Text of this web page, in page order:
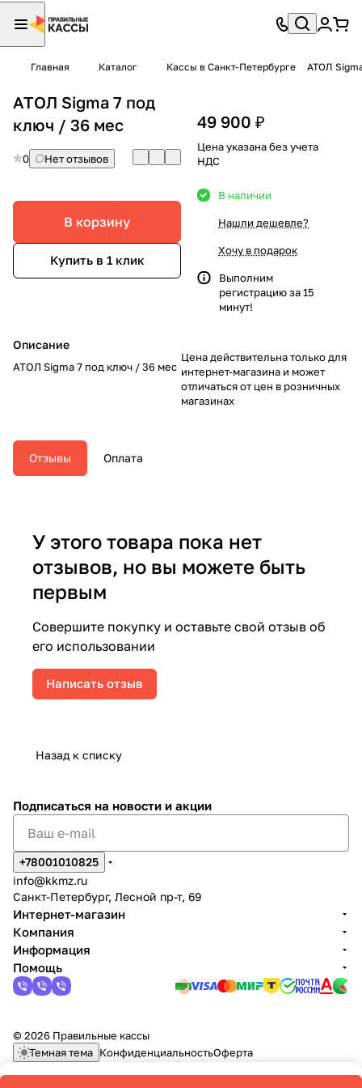
Главная Каталог Кассы в Санкт-Петербурге АТОЛ
АТОЛ Sigma 7 под
ключ / 36 мес
0 Нет отзывов
В корзину
Купить в 1 клик
Описание
АТОЛ Sigma 7 под ключ / 36 мес
49 900 ₽
Цена указана без учета
НДС
В наличии
Нашли дешевле?
Хочу в подарок
Выполним
регистрациюза 15
минут!
Цена действительна только для
интернет-магазина и может
отличаться от цен в розничных
магазинах
Отзывы Оплата
У этого товара пока нет
отзывов, но вы можете быть
первым
Совершите покупку и оставьте свой отзыв об
его использовании
Написать отзыв
Назад к списку
Подписаться на новости и акции
+78001010825
info@kkmz.ru
Санкт-Петербург, Лесной пр-т, 69
Интернет-магазин
Компания
Информация
Помощь
© 2026 Правильные кассы
Темная тема КонфиденциальностьОферта